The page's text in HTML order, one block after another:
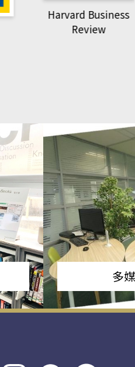
Harvard Business
Review
多